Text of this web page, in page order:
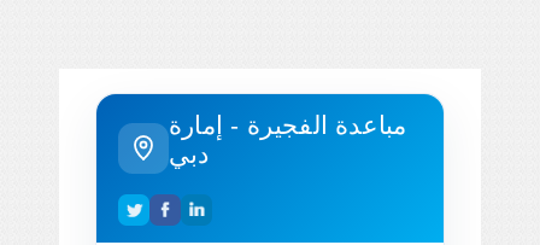
مباعدة الفجيرة - إمارة
دبي